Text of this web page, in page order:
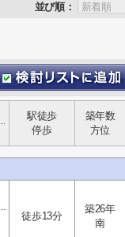
並び順：
駅徒歩
停歩
築年数
方位
徒歩13分
築26年
南